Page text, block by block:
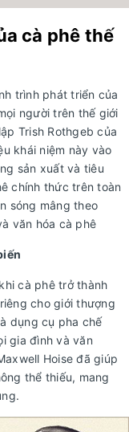
cà phê thế
trình phát triển của
người trên thế giới
Trish Rothgeb của
khái niệm này vào
sản xuất và tiêu
chính thức trên toàn
sóng mâng theo
văn hóa cà phê
cà phê trở thành
cho giới thượng
dụng cụ pha chế
gia đình và văn
Hoise đã giúp
thể thiếu, mang